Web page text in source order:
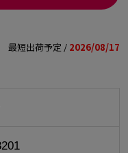
最短出荷予定 / 2026/08/17